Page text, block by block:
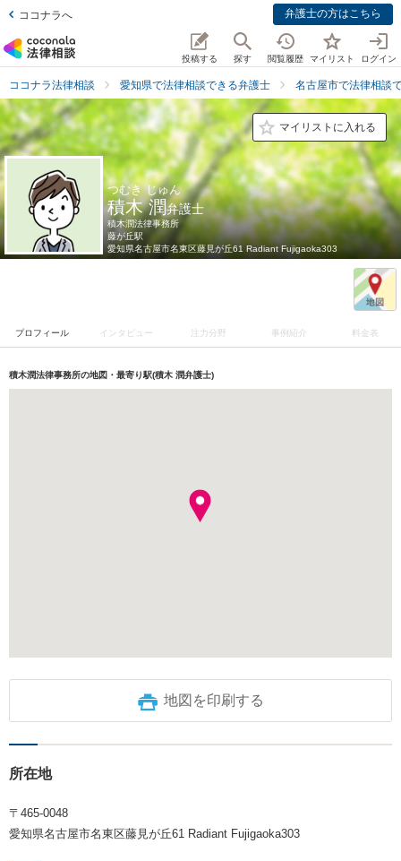
ココナラへ 弁護士の方はこちら
投稿する 探す 閲覧履歴 マイリスト ログイン
ココナラ法律相談 愛知県で法律相談できる弁護士 名古屋市で法律相談
マイリストに入れる
つむき じゅん
積木 潤弁護士
積木潤法律事務所
藤が丘駅
愛知県名古屋市名東区藤見が丘61 Radiant Fujigaoka303
プロフィール インタビュー 注力分野 事例紹介 料金表
積木潤法律事務所の地図・最寄り駅(積木 潤弁護士)
地図を印刷する
所在地
〒465-0048
愛知県名古屋市名東区藤見が丘61 Radiant Fujigaoka303